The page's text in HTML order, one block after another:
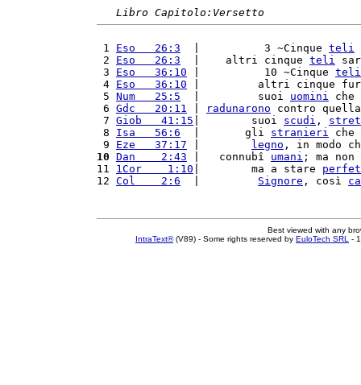
Libro Capitolo:Versetto
1 Eso   26:3
  |          3 ~Cinque
teli
2 Eso   26:3
  |    altri cinque
teli
3 Eso   36:10 |          10 ~Cinque teli
4 Eso   36:10 |         altri cinque
5 Num   25:5
  |         suoi
uomini
6 Gdc   20:11 radunarono contro
7 Giob   41:15 |        suoi scudi ,
8 Isa   56:6
  |       gli
stranieri
9 Eze   37:17 legno , in modo
10 Dan    2:43 |   connubî umani ; ma
11 1Cor    1:10 |        ma a stare
12 Col    2:6 Signore , così
Best viewed with any
IntraText®(V89) - Some rights reserved by EuloTech SRL -